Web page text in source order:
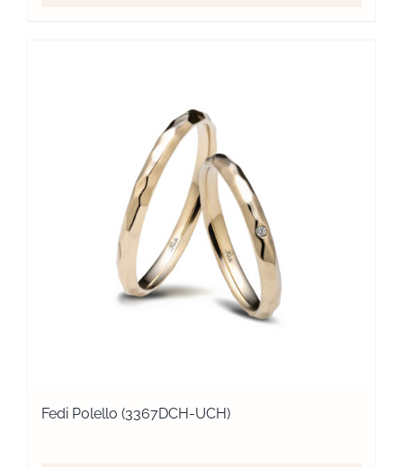
Fedi Polello (3367DCH-UCH)